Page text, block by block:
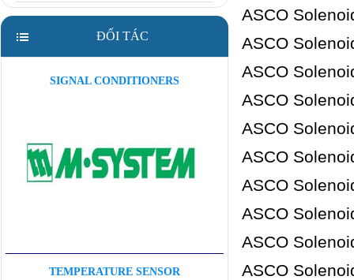
ĐỐI TÁC
SIGNAL CONDITIONERS
TEMPERATURE SENSOR
ASCO
ASCO
ASCO
ASCO
ASCO
ASCO
ASCO
ASCO
ASCO
ASCO